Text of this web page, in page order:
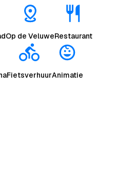
Op de VeluweRestaurant
FietsverhuurAnimatie